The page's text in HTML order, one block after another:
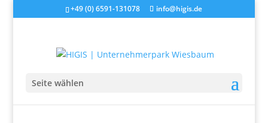
+49 (0) 6591-131078 info@higis.de
Seite wählen